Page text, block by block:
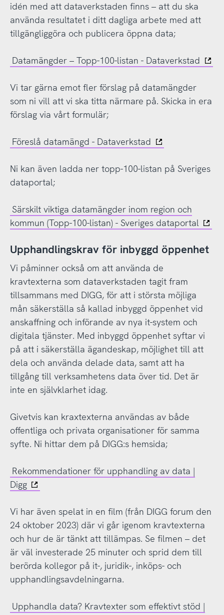
idén med att dataverkstaden finns – att du ska
använda resultatet i ditt dagliga arbete med att
tillgängliggöra och publicera öppna data;
Datamängder – Topp-100-listan - Dataverkstad
Vi tar gärna emot fler förslag på datamängder
som ni vill att vi ska titta närmare på. Skicka in era
förslag via vårt formulär;
Föreslå datamängd - Dataverkstad
Ni kan även ladda ner topp-100-listan på Sveriges
dataportal;
Särskilt viktiga datamängder inom region och
kommun (Topp-100-listan) - Sveriges dataportal
Upphandlingskrav för inbyggd öppenhet
Vi påminner också om att använda de
kravtexterna som dataverkstaden tagit fram
tillsammans med DIGG, för att i största möjliga
mån säkerställa så kallad inbyggd öppenhet vid
anskaffning och införande av nya it-system och
digitala tjänster. Med inbyggd öppenhet syftar vi
på att i säkerställa ägandeskap, möjlighet till att
dela och använda delade data, samt att ha
tillgång till verksamhetens data över tid. Det är
inte en självklarhet idag.
Givetvis kan kraxtexterna användas av både
offentliga och privata organisationer för samma
syfte. Ni hittar dem på DIGG:s hemsida;
Rekommendationer för upphandling av data |
Digg
Vi har även spelat in en film (från DIGG forum den
24 oktober 2023) där vi går igenom kravtexterna
och hur de är tänkt att tillämpas. Se filmen – det
är väl investerade 25 minuter och sprid dem till
berörda kollegor på it-, juridik-, inköps- och
upphandlingsavdelningarna.
Upphandla data? Kravtexter som effektivt stöd |